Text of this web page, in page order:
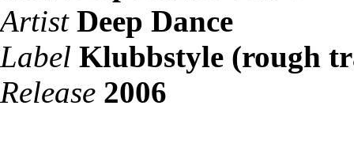
Artist Deep Dance
Label Klubbstyle (rough
Release 2006